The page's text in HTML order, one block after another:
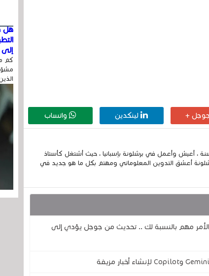
+ لينكدين واتساب
الكامل الحسين مزواد ، مغربي الجنسية ، عمري 42 سنة ، أعيش وأعمل في برشلونة بإسبانيا ، حيث أشتغل كأستاذ
أعشق التدوين المعلوماتي ومهتم بكل ما هو جديد في
مهم بالنسبة لك .. تحديث من جوجل يؤدي إلى
هل
إلى
كم